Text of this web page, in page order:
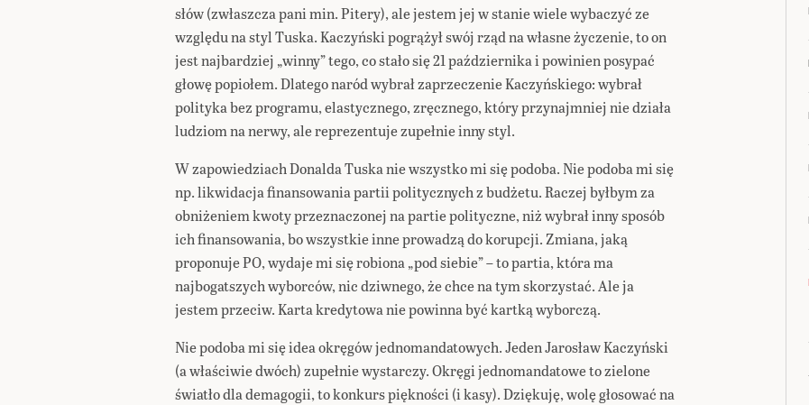
słów (zwłaszcza pani min. Pitery), ale jestem jej w stanie wiele wybaczyć ze
względu na styl Tuska. Kaczyński pogrążył swój rząd na własne życzenie, to on
jest najbardziej „winny” tego, co stało się 21 października i powinien posypać
głowę popiołem. Dlatego naród wybrał zaprzeczenie Kaczyńskiego: wybrał
polityka bez programu, elastycznego, zręcznego, który przynajmniej nie działa
ludziom na nerwy, ale reprezentuje zupełnie inny styl.
W zapowiedziach Donalda Tuska nie wszystko mi się podoba. Nie podoba mi się
np. likwidacja finansowania partii politycznych z budżetu. Raczej byłbym za
obniżeniem kwoty przeznaczonej na partie polityczne, niż wybrał inny sposób
ich finansowania, bo wszystkie inne prowadzą do korupcji. Zmiana, jaką
proponuje PO, wydaje mi się robiona „pod siebie” – to partia, która ma
najbogatszych wyborców, nic dziwnego, że chce na tym skorzystać. Ale ja
jestem przeciw. Karta kredytowa nie powinna być kartką wyborczą.
Nie podoba mi się idea okręgów jednomandatowych. Jeden Jarosław Kaczyński
(a właściwie dwóch) zupełnie wystarczy. Okręgi jednomandatowe to zielone
światło dla demagogii, to konkurs piękności (i kasy). Dziękuję, wolę głosować na